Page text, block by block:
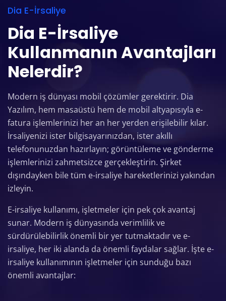
Dia E-İrsaliye
Dia E-İrsaliye
Kullanmanın Avantajları
Nelerdir?
Modern iş dünyası mobil çözümler gerektirir. Dia
Yazılım, hem masaüstü hem de mobil altyapısıyla e-
fatura işlemlerinizi her an her yerden erişilebilir kılar.
İrsaliyenizi ister bilgisayarınızdan, ister akıllı
telefonunuzdan hazırlayın; görüntüleme ve gönderme
işlemlerinizi zahmetsizce gerçekleştirin. Şirket
dışındayken bile tüm e-irsaliye hareketlerinizi yakından
izleyin.
E-irsaliye kullanımı, işletmeler için pek çok avantaj
sunar. Modern iş dünyasında verimlilik ve
sürdürülebilirlik önemli bir yer tutmaktadır ve e-
irsaliye, her iki alanda da önemli faydalar sağlar. İşte e-
irsaliye kullanımının işletmeler için sunduğu bazı
önemli avantajlar: